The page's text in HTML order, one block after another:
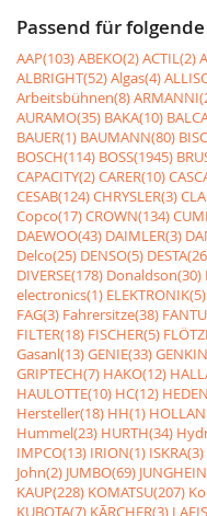
Passend für
AAP(103)ABEKO(2)ACTIL(2)
ALBRIGHT(52)Algas(4)
Arbeitsbühnen(8)
AURAMO(35) BAKA(10)
BAUER(1) BAUMANN(80)
BOSCH(114) BOSS(1945)
CAPACITY(2)CARER(10)
CESAB(124)CHRYSLER(3)
Copco(17)CROWN(134)
DAEWOO(43) DAIMLER(3)
Delco(25) DENSO(5)
DIVERSE(178) Donaldson(30)
electronics(1) ELEKTRONIK(5)
FAG(3) Fahrersitze(38)
FILTER(18) FISCHER(5)
Gasanl(13)GENIE(33)
GRIPTECH(7) HAKO(12)
HAULOTTE(10) HC(12)
Hersteller(18) HH(1)
Hummel(23) HURTH(34)
IMPCO(13) IRION(1) ISKRA(3)
John(2) JUMBO(69)
KAUP(228) KOMATSU(207)
KUBOTA(7) KÃRCHER(3)